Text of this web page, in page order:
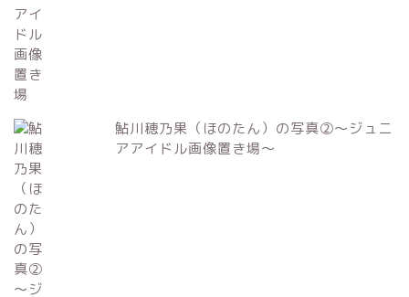
鮎川穂乃果（ほのたん）の写真②～ジュニ
アアイドル画像置き場～